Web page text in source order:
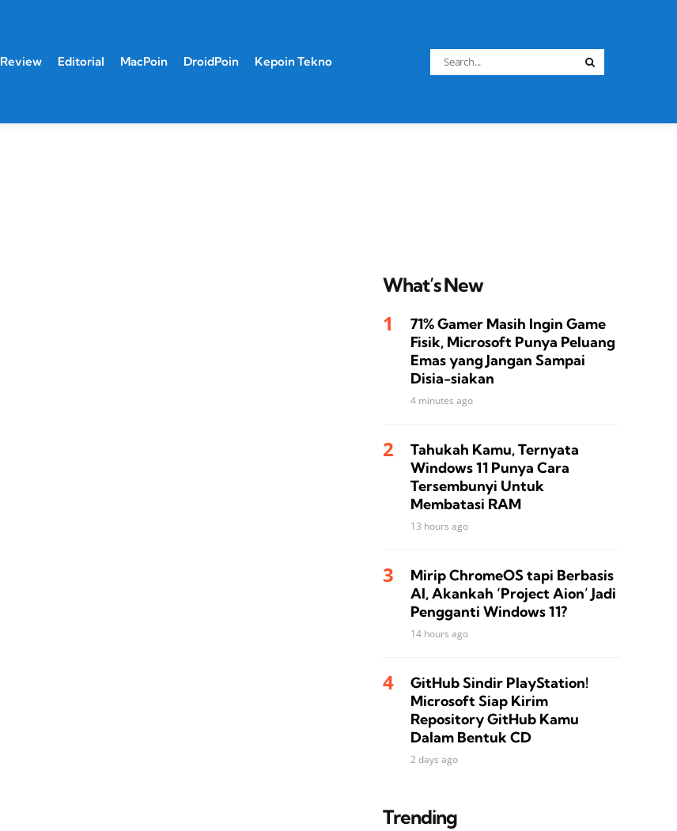
Review Editorial MacPoin DroidPoin Kepoin Tekno
Search
for:
What’s New
71% Gamer Masih Ingin Game
Fisik, Microsoft Punya Peluang
Emas yang Jangan Sampai
Disia-siakan
4 minutes ago
Tahukah Kamu, Ternyata
Windows 11 Punya Cara
Tersembunyi Untuk
Membatasi RAM
13 hours ago
Mirip ChromeOS tapi Berbasis
AI, Akankah ‘Project Aion’ Jadi
Pengganti Windows 11?
14 hours ago
GitHub Sindir PlayStation!
Microsoft Siap Kirim
Repository GitHub Kamu
Dalam Bentuk CD
2 days ago
Trending